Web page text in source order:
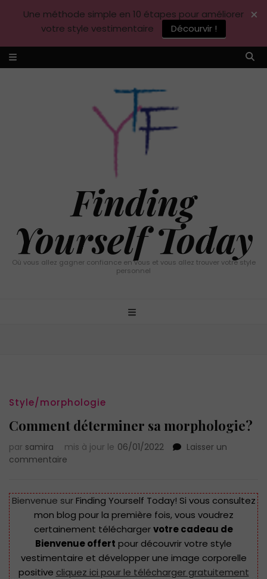
Finding
Yourself Today
Où vous allez gagner confiance en vous et vous allez trouver votre style
personnel
Style/morphologie
Comment déterminer sa morphologie?
par samira mis à jour le 06/01/2022
Laisser un
commentaire
sa
morphologie?
Bienvenue surFinding Yourself Today! Si vous consultez
mon blog pour la première fois, vous voudrez
certainement téléchargervotre cadeau de
Bienvenue offert pour découvrir votre style
vestimentaire et développer une image corporelle
positive cliquez ici pour le télécharger gratuitement
×
Une méthode simple en 10 étapes pour améliorer
votre style vestimentaire
Décourvir !